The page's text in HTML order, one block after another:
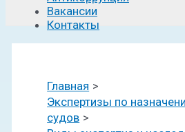
Вакансии
Контакты
Главная
Экспертизы по
судов